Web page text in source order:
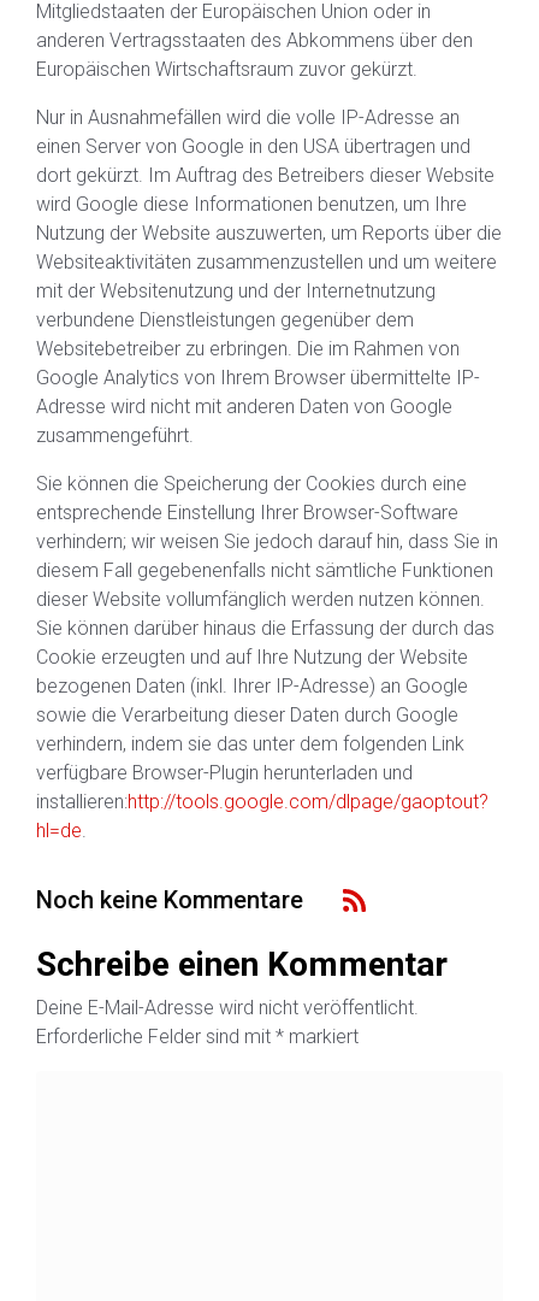
Mitgliedstaaten der Europäischen Union oder in
anderen Vertragsstaaten des Abkommens über den
Europäischen Wirtschaftsraum zuvor gekürzt.
Nur in Ausnahmefällen wird die volle IP-Adresse an
einen Server von Google in den USA übertragen und
dort gekürzt. Im Auftrag des Betreibers dieser Website
wird Google diese Informationen benutzen, um Ihre
Nutzung der Website auszuwerten, um Reports über die
Websiteaktivitäten zusammenzustellen und um weitere
mit der Websitenutzung und der Internetnutzung
verbundene Dienstleistungen gegenüber dem
Websitebetreiber zu erbringen. Die im Rahmen von
Google Analytics von Ihrem Browser übermittelte IP-
Adresse wird nicht mit anderen Daten von Google
zusammengeführt.
Sie können die Speicherung der Cookies durch eine
entsprechende Einstellung Ihrer Browser-Software
verhindern; wir weisen Sie jedoch darauf hin, dass Sie in
diesem Fall gegebenenfalls nicht sämtliche Funktionen
dieser Website vollumfänglich werden nutzen können.
Sie können darüber hinaus die Erfassung der durch das
Cookie erzeugten und auf Ihre Nutzung der Website
bezogenen Daten (inkl. Ihrer IP-Adresse) an Google
sowie die Verarbeitung dieser Daten durch Google
verhindern, indem sie das unter dem folgenden Link
verfügbare Browser-Plugin herunterladen und
installieren:http://tools.google.com/dlpage/gaoptout?
hl=de.
Noch keine Kommentare
Schreibe einen Kommentar
Deine E-Mail-Adresse wird nicht veröffentlicht.
Erforderliche Felder sind mit * markiert